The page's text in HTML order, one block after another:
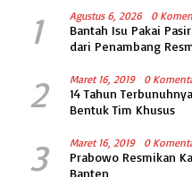
1 Agustus 6, 2026 0
Bantah Isu Pakai
dari Penambang
Spesifikasi
2 Maret 16, 2019 0
14 Tahun
Bentuk Tim Khusus
3 Maret 16, 2019 0
Prabowo Resmikan
Banten